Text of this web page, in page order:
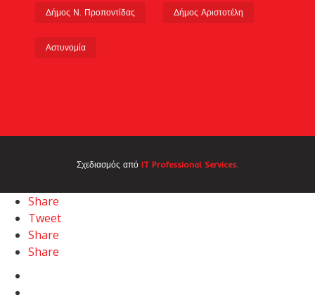
Δήμος Ν. Προποντίδας Δήμος Αριστοτέλη
Αστυνομία
Σχεδιασμός από IT Professional Services.
Share
Tweet
Share
Share